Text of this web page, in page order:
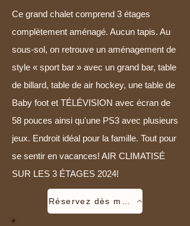
Ce grand chalet comprend 3 étages
complètement aménagé. Aucun tapis. Au
sous-sol, on retrouve un aménagement de
style « sport bar » avec un grand bar, table
de billard, table de air hockey, une table de
Baby foot et TÉLÉVISION avec écran de
58 pouces ainsi qu'une PS3 avec plusieurs
jeux. Endroit idéal pour la famille. Tout pour
se sentir en vacances! AIR CLIMATISÉ
SUR LES 3 ÉTAGES 2024!
Réservez dès maintenant